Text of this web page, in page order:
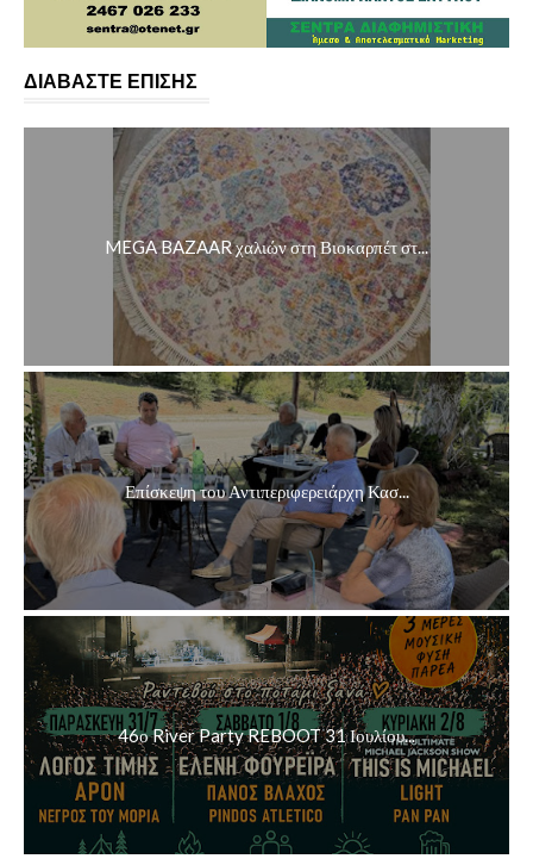
ΔΙΑΒΑΣΤΕ ΕΠΙΣΗΣ
MEGA BAZAAR χαλιών στη Βιοκαρπέτ στ...
Επίσκεψη του Αντιπεριφερειάρχη Κασ...
46ο River Party REBOOT 31 Ιουλίου...